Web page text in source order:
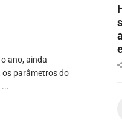
ano, ainda
os parâmetros do
...